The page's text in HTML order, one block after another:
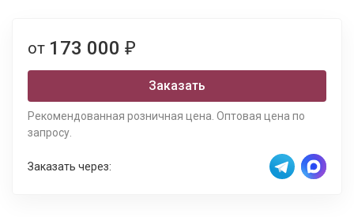
от 173 000 ₽
Заказать
Рекомендованная розничная цена. Оптовая цена по
запросу.
Заказать через: